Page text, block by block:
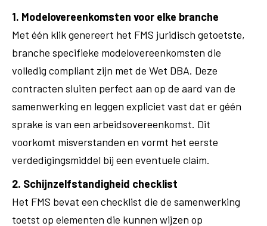
1. Modelovereenkomsten voor elke branche
Met één klik genereert het FMS juridisch getoetste,
branche specifieke modelovereenkomsten die
volledig compliant zijn met de Wet DBA. Deze
contracten sluiten perfect aan op de aard van de
samenwerking en leggen expliciet vast dat er géén
sprake is van een arbeidsovereenkomst. Dit
voorkomt misverstanden en vormt het eerste
verdedigingsmiddel bij een eventuele claim.
2. Schijnzelfstandigheid checklist
Het FMS bevat een checklist die de samenwerking
toetst op elementen die kunnen wijzen op